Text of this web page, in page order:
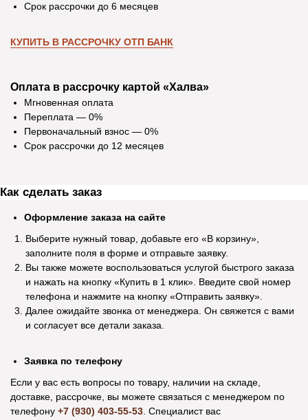
Срок рассрочки до 6 месяцев
КУПИТЬ В РАССРОЧКУ ОТП БАНК
Оплата в рассрочку картой «Халва»
Мгновенная оплата
Переплата — 0%
Первоначальный взнос — 0%
Срок рассрочки до 12 месяцев
Как сделать заказ
Оформление заказа на сайте
Выберите нужный товар, добавьте его «В корзину»,
заполните поля в форме и отправьте заявку.
Вы также можете воспользоваться услугой быстрого заказа
и нажать на кнопку «Купить в 1 клик». Введите свой номер
телефона и нажмите на кнопку «Отправить заявку».
Далее ожидайте звонка от менеджера. Он свяжется с вами
и согласует все детали заказа.
Заявка по телефону
Если у вас есть вопросы по товару, наличии на складе,
доставке, рассрочке, вы можете связаться с менеджером по
телефону +7 (930) 403-55-53. Специалист вас
Отзывы
раз. Мне нравится. Соотношение цены и
общаться с продавцами. Постоянным
покупателям делают индивидуальные
Екатерина Д.
Информация
Рассрочка
Оплата и доставка
Возврат и обмен